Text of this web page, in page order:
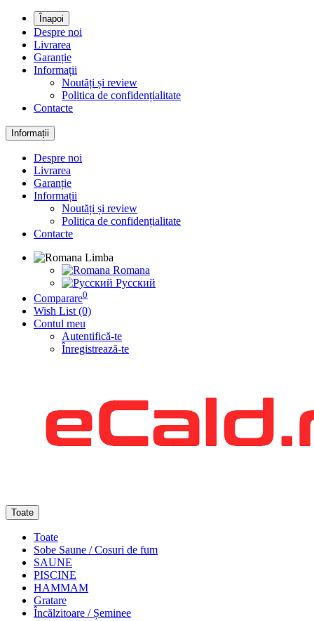
Înapoi
Despre noi
Livrarea
Garanție
Informații
Noutăți și review
Politica de confidențialitate
Contacte
Informații
Despre noi
Livrarea
Garanție
Informații
Noutăți și review
Politica de confidențialitate
Contacte
Limba
Romana
Русский
Comparare0
Wish List (0)
Contul meu
Autentifică-te
Înregistrează-te
Toate
Toate
Sobe Saune / Cosuri de fum
SAUNE
PISCINE
HAMMAM
Gratare
Încălzitoare / Șeminee